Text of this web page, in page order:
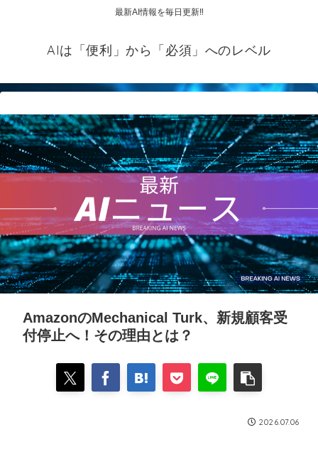
最新AI情報を毎日更新‼
AIは「便利」から「必須」へのレベル
AmazonのMechanical Turk、新規顧客受
付停止へ！その理由とは？
2026.07.06